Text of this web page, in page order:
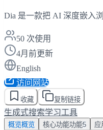
Dia 是一款把 AI 深度嵌入
50 次使用
4月前更新
English
访问网站
收藏 复制链接
生成式搜索学习工具
概览概览 核心功能功能5 应